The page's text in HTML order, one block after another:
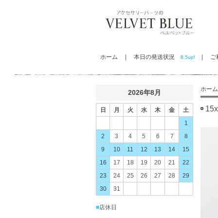
ホーム 本日の発送状況 8.5up! ご
ホーム
2026年8月
日 月 火 水 木 金
土
1
2
3 4 5 6 7
8
9
10 11 12 13 14
15
16
17 18 19 20 21
22
23
24 25 26 27 28
29
30
31
■店休日